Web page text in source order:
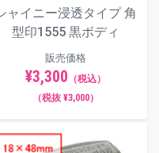
ャイニー浸透タイプ 角
型印1555 黒ボディ
販売価格
¥3,300 （税込）
（税抜 ¥3,000）